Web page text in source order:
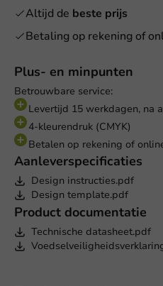
Plus- en minpunten
Betrouwbare service:
Levertijd 15 werkdagen, na
4-kleurendruk (CMYK)
Betalen op rekening of
Aanleverspecificaties
Design instructies.pdf
Design template.pdf
Product documentatie
Technische datasheet.pdf
Altijd de beste prijs
Betaling op rekening of